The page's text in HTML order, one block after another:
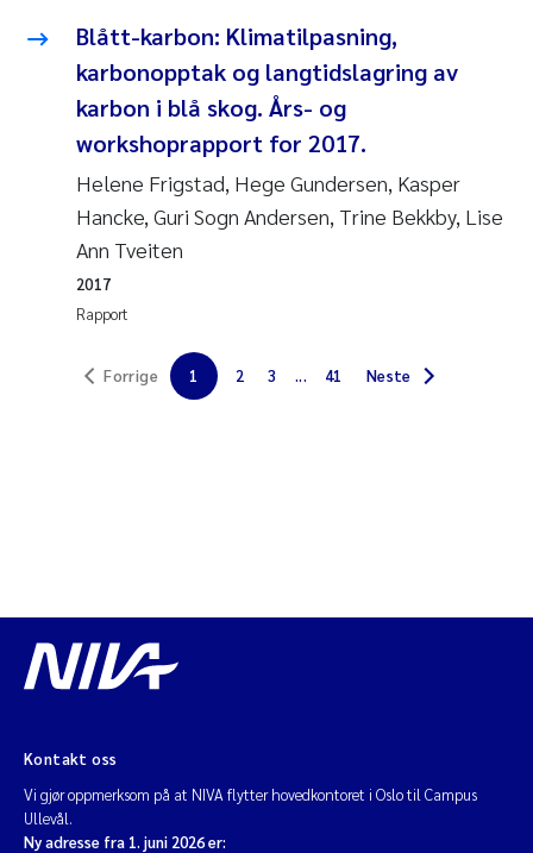
Nathalie Marquesin-Risbakk
Synne Authén Andresen
Veronica Sæther Eftevåg
Valentina Elena Tartiu
Tânia Cristina Gomes
Froukje Maria Platjouw
Louise Valestrand
Blått-karbon: Klimatilpasning,
karbonopptak og langtidslagring av
karbon i blå skog. Års- og
workshoprapport for 2017.
Helene Frigstad, Hege Gundersen, Kasper
Hancke, Guri Sogn Andersen, Trine Bekkby, Lise
Ann Tveiten
Rapport
2017
Forrige 1 2 3 ... 41 Neste
Kontakt oss
Vi gjør oppmerksom på at NIVA flytter hovedkontoret i Oslo til Campus
Ullevål.
Ny adresse fra 1. juni 2026 er: